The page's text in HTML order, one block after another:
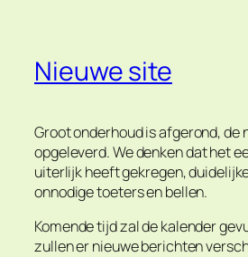
Nieuwe site
Groot onderhoud is afgerond, de
opgeleverd. We denken dat het
uiterlijk heeft gekregen,
onnodige toeters en bellen.
Komende tijd zal de kalender
zullen er nieuwe berichten